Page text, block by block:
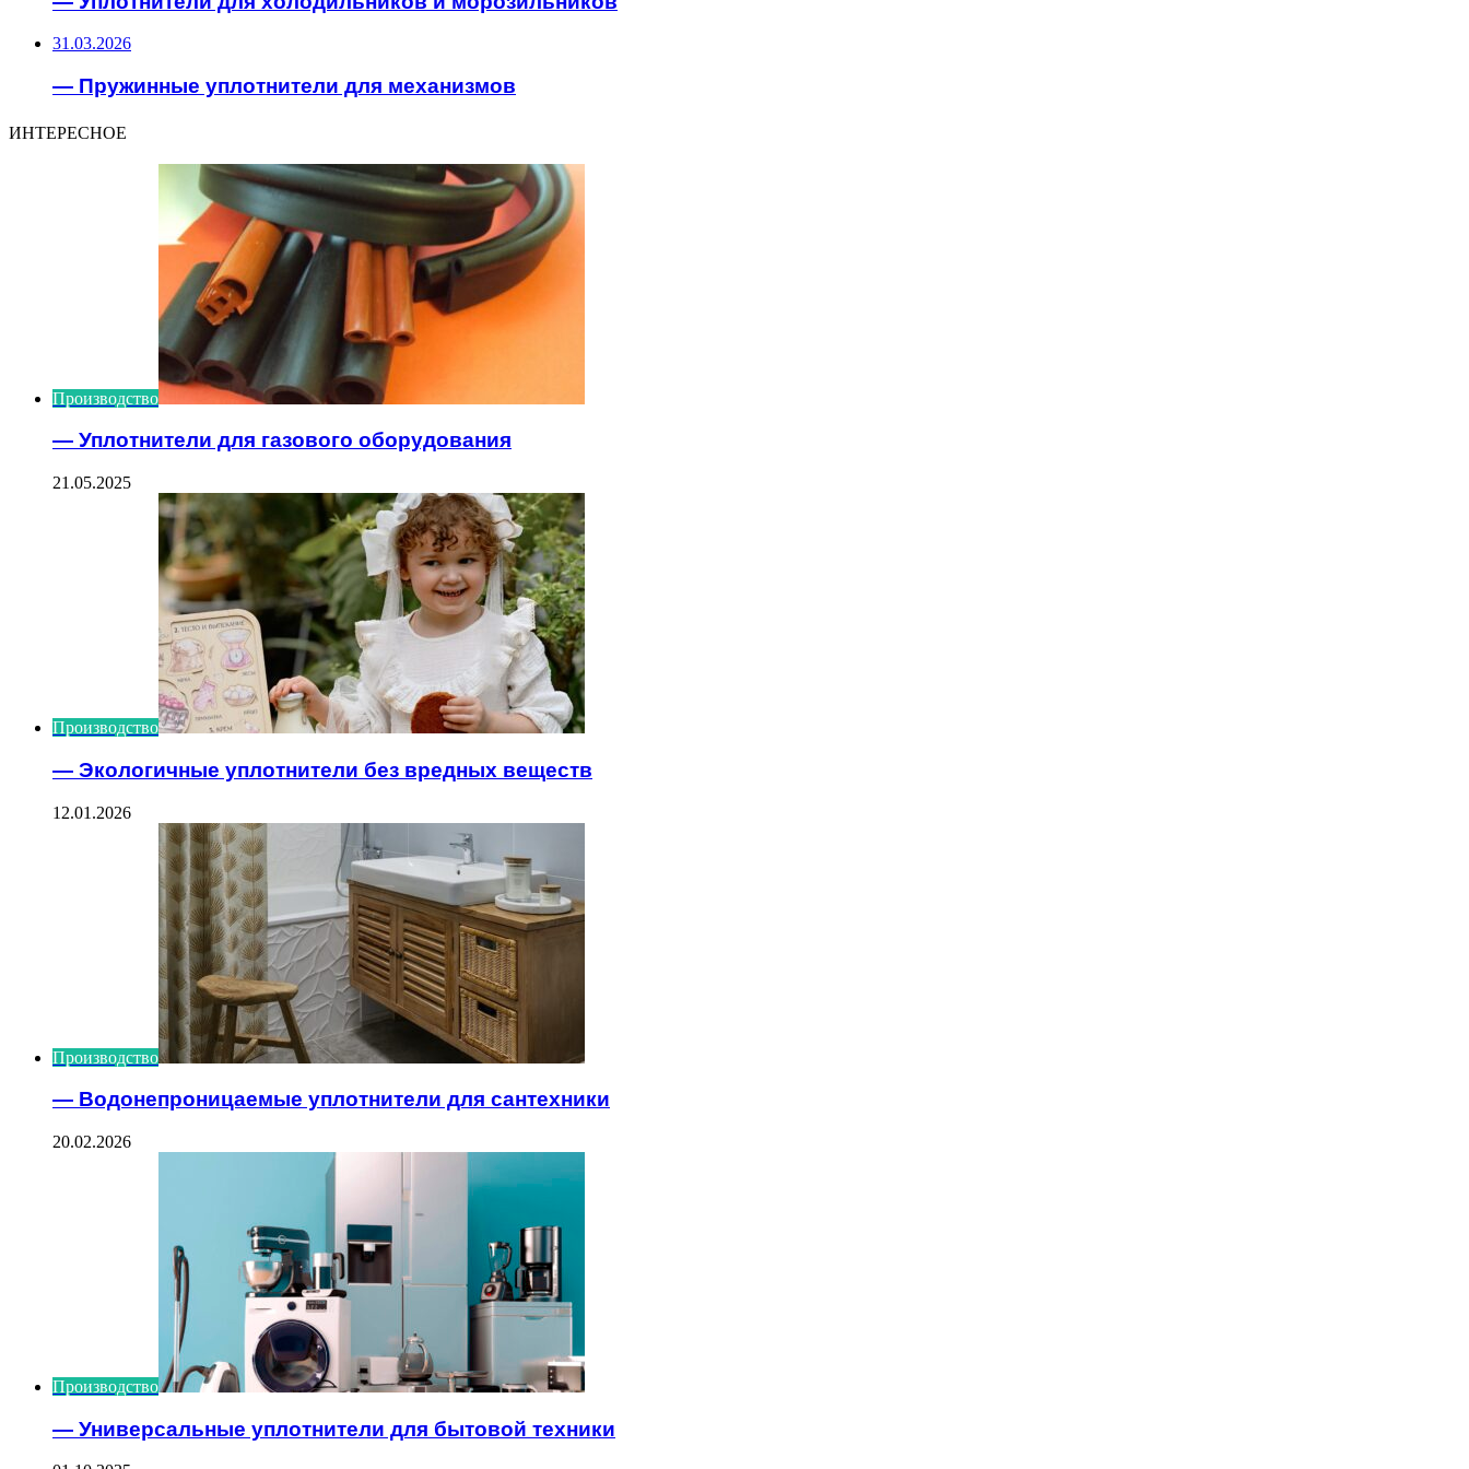
31.03.2026
— Пружинные уплотнители для механизмов
ИНТЕРЕСНОЕ
Производство
— Уплотнители для газового оборудования
21.05.2025
Производство
— Экологичные уплотнители без вредных веществ
12.01.2026
Производство
— Водонепроницаемые уплотнители для сантехники
20.02.2026
Производство
— Универсальные уплотнители для бытовой техники